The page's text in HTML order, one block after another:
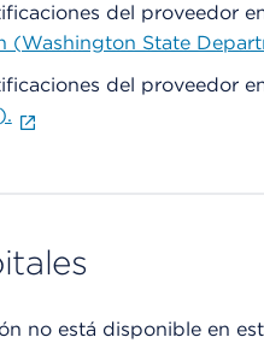
del proveedor
(Washington State
del proveedor
no está disponible en